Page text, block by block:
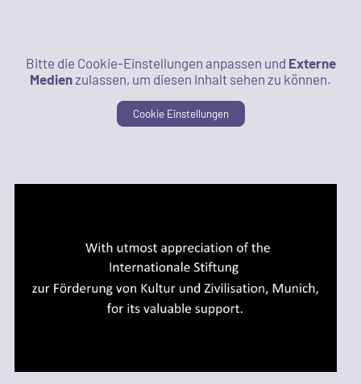
Bitte die Cookie-Einstellungen anpassen und Externe
Medienzulassen, um diesen Inhalt sehen zu können.
Cookie Einstellungen